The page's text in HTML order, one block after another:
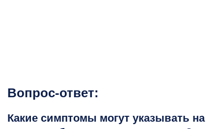
Вопрос-ответ:
Какие симптомы могут указывать на